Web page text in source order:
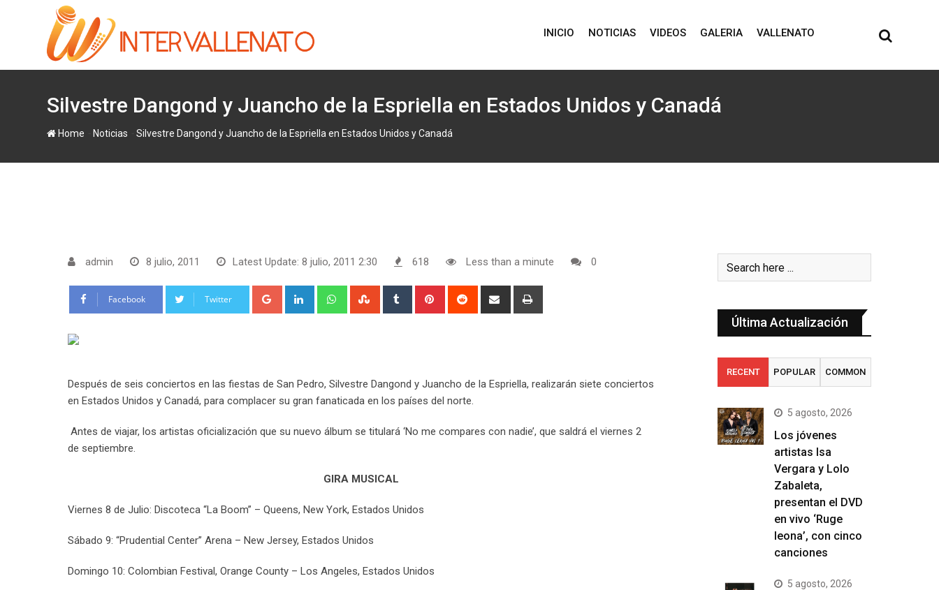
INICIO NOTICIAS VIDEOS GALERIA VALLENATO
Silvestre Dangond y Juancho de la Espriella en Estados Unidos y Canadá
Home Noticias Silvestre Dangond y Juancho de la Espriella en Estados Unidos y Canadá
admin 8 julio, 2011 Latest Update: 8 julio, 2011 2:30 618 Less than a minute 0
Facebook Twitter Google+ LinkedIn WhatsappStumbleUpon
Tumblr Pinterest Reddit
Share
Después de seis conciertos en las fiestas de San Pedro, Silvestre Dangond y Juancho de la Espriella, realizarán siete conciertos
en Estados Unidos y Canadá, para complacer su gran fanaticada en los países del norte.
Antes de viajar, los artistas oficialización que su nuevo álbum se titulará ‘No me compares con nadie’, que saldrá el viernes 2
de septiembre.
GIRA MUSICAL
Viernes 8 de Julio: Discoteca “La Boom” – Queens, New York, Estados Unidos
Sábado 9: “Prudential Center” Arena – New Jersey, Estados Unidos
Domingo 10: Colombian Festival, Orange County – Los Angeles, Estados Unidos
Última Actualización
RECENT POPULAR COMMON
5 agosto, 2026
Los jóvenes
artistas Isa
Vergara y Lolo
Zabaleta,
presentan el DVD
en vivo ‘Ruge
leona’, con cinco
canciones
5 agosto, 2026